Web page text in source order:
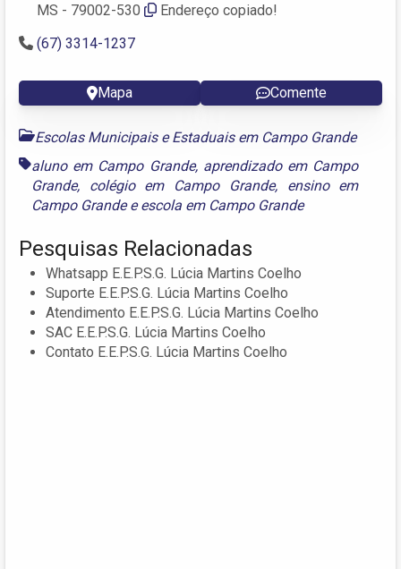
MS - 79002-530
Endereço copiado!
(67) 3314-1237
Mapa Comente
Escolas Municipais e Estaduais em Campo Grande
aluno em Campo Grande, aprendizado em Campo
Grande, colégio em Campo Grande, ensino em
Campo Grandeeescola em Campo Grande
Pesquisas Relacionadas
Whatsapp E.E.P.S.G. Lúcia Martins Coelho
Suporte E.E.P.S.G. Lúcia Martins Coelho
Atendimento E.E.P.S.G. Lúcia Martins Coelho
SAC E.E.P.S.G. Lúcia Martins Coelho
Contato E.E.P.S.G. Lúcia Martins Coelho